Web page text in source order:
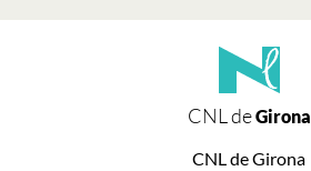
CNL deGirona
CNL de Girona